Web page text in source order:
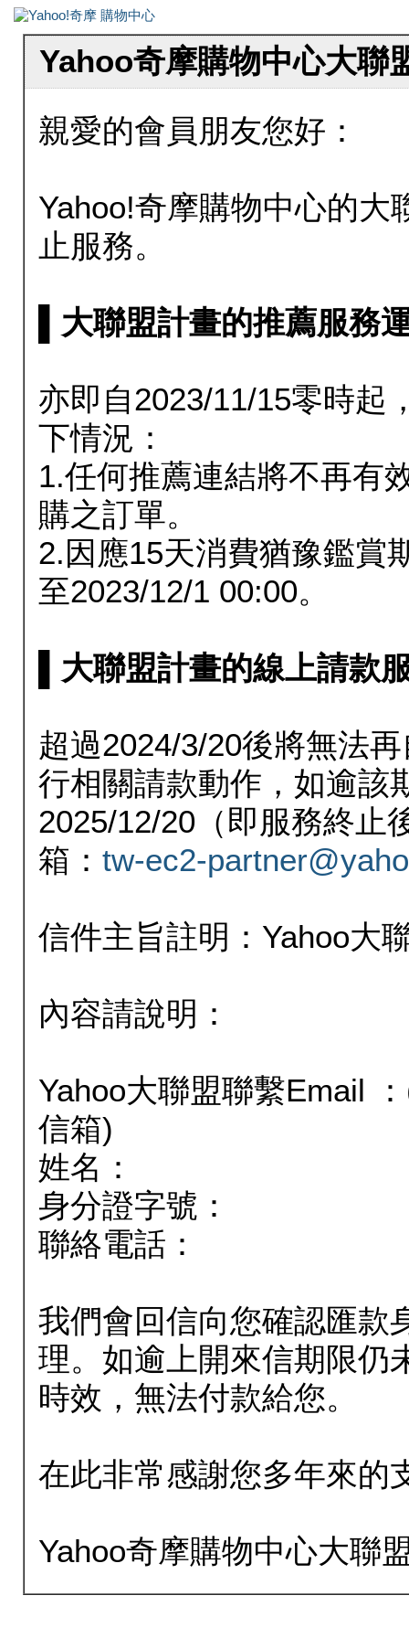
Yahoo奇摩購物中心大聯
親愛的會員朋友您好：
Yahoo!奇摩購物中心的大
止服務。
▌大聯盟計畫的推薦服務
亦即自2023/11/15零時起
下情況：
1.任何推薦連結將不再有
購之訂單。
2.因應15天消費猶豫鑑賞
至2023/12/1 00:00。
▌大聯盟計畫的線上請款
超過2024/3/20後將無法
行相關請款動作，如逾該
2025/12/20（即服務終止
箱： tw-ec2-
信件主旨註明：Yahoo大
內容請說明：
Yahoo大聯盟聯繫Email
信箱)
姓名：
身分證字號：
聯絡電話：
我們會回信向您確認匯款
理。如逾上開來信期限仍
時效，無法付款給您。
在此非常感謝您多年來的
Yahoo奇摩購物中心大